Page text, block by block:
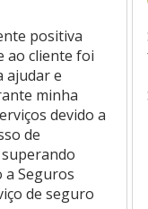
positiva
ao cliente foi
ajudar e
minha
devido a
de
a Seguros
de seguro